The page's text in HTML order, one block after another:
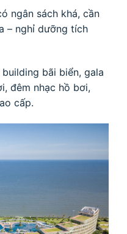
ngân sách khá, cần
– nghỉ dưỡng tích
building bãi biển, gala
đêm nhạc hồ bơi,
cấp.